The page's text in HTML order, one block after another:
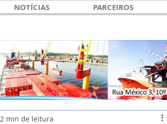
NOTÍCIAS PARCEIROS
2 min de leitura